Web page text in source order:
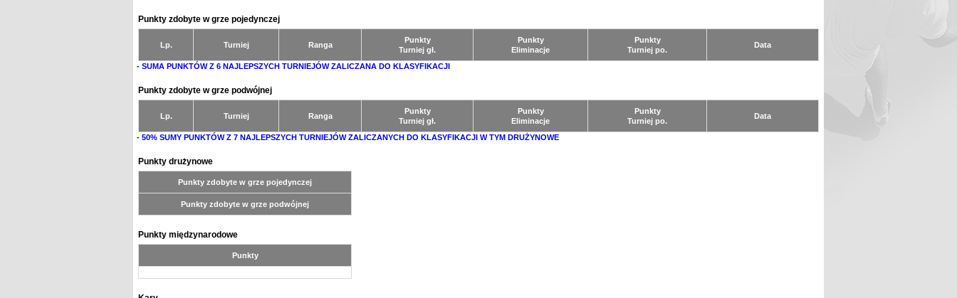
Punkty zdobyte w grze pojedynczej
Lp. Turniej Ranga
Punkty
Turniej gł.
Punkty
Eliminacje
Punkty
Turniej po.
Data
- SUMA PUNKTÓW Z 6 NAJLEPSZYCH TURNIEJÓW ZALICZANA DO KLASYFIKACJI
Punkty zdobyte w grze podwójnej
Lp. Turniej Ranga
Punkty
Turniej gł.
Punkty
Eliminacje
Punkty
Turniej po.
Data
- 50% SUMY PUNKTÓW Z 7 NAJLEPSZYCH TURNIEJÓW ZALICZANYCH DO KLASYFIKACJI W TYM DRUŻYNOWE
Punkty drużynowe
Punkty zdobyte w grze pojedynczej
Punkty zdobyte w grze podwójnej
Punkty międzynarodowe
Punkty